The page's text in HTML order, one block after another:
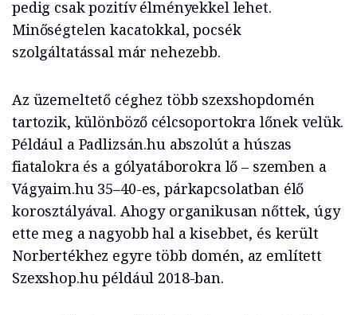
pedig csak pozitív élményekkel lehet.
Minőségtelen kacatokkal, pocsék
szolgáltatással már nehezebb.
Az üzemeltető céghez több szexshopdomén
tartozik, különböző célcsoportokra lőnek velük.
Például a Padlizsán.hu abszolút a húszas
fiatalokra és a gólyatáborokra lő – szemben a
Vágyaim.hu 35–40-es, párkapcsolatban élő
korosztályával. Ahogy organikusan nőttek, úgy
ette meg a nagyobb hal a kisebbet, és került
Norbertékhez egyre több domén, az említett
Szexshop.hu például 2018-ban.